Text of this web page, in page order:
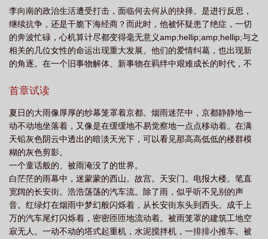
路 衰与荣中李向南与顾晓莉 衰与荣柯云路正版 衰与荣TXT 衰与荣写的
是什么?有多少页 衰与荣(原版)在线阅读 衰与荣情节介绍 衰与荣李向南结
局 衰与荣全新正版
李向南的政治生活遭受打击，面临何去何从的抉择。是进行反思，
继续抗争，还是干脆下海经商？而此时，他被怀疑患了绝症，一切
的奔波忙碌，心机算计尽都变得毫无意义amp;hellip;amp;hellip;与之
相关的几位女性的命运出现重大发展。他们的爱情纠葛，也出现新
的角逐。在一个旧事物解体、新事物在羁绊中艰难成长的时代，不
天者，夜昼；地者，衰荣；人者，灭生amp;hellip;amp;hellip;
首章试读
夏日的大雨像厚厚的纱幕笼罩着京都。烟雨迷茫中，京都静静地一
动不动地坐落着，又像是在缓缓地不易觉察地一点点移动着。在满
天铅灰色阴云中透出的暗淡天光下，可以看见那高高低低的楼群模
糊的灰色剪影。
一个童话般的、被雨淹没了的世界。
白茫茫的雨幕中，迷蒙蒙的西山。故宫。天安门。电报大楼。笔直
宽阔的长安街。浩浩荡荡的汽车流。除了雨，似乎听不见别的声
音。红绿灯在烟雨中梦幻般闪烁着，从长安街东头到西头。成千上
万的汽车尾灯闪烁着，密密匝匝地流动着。被雨笼罩的建筑工地空
寂无人。一动不动的塔式起重机，水泥搅拌机，一排排小推车。被